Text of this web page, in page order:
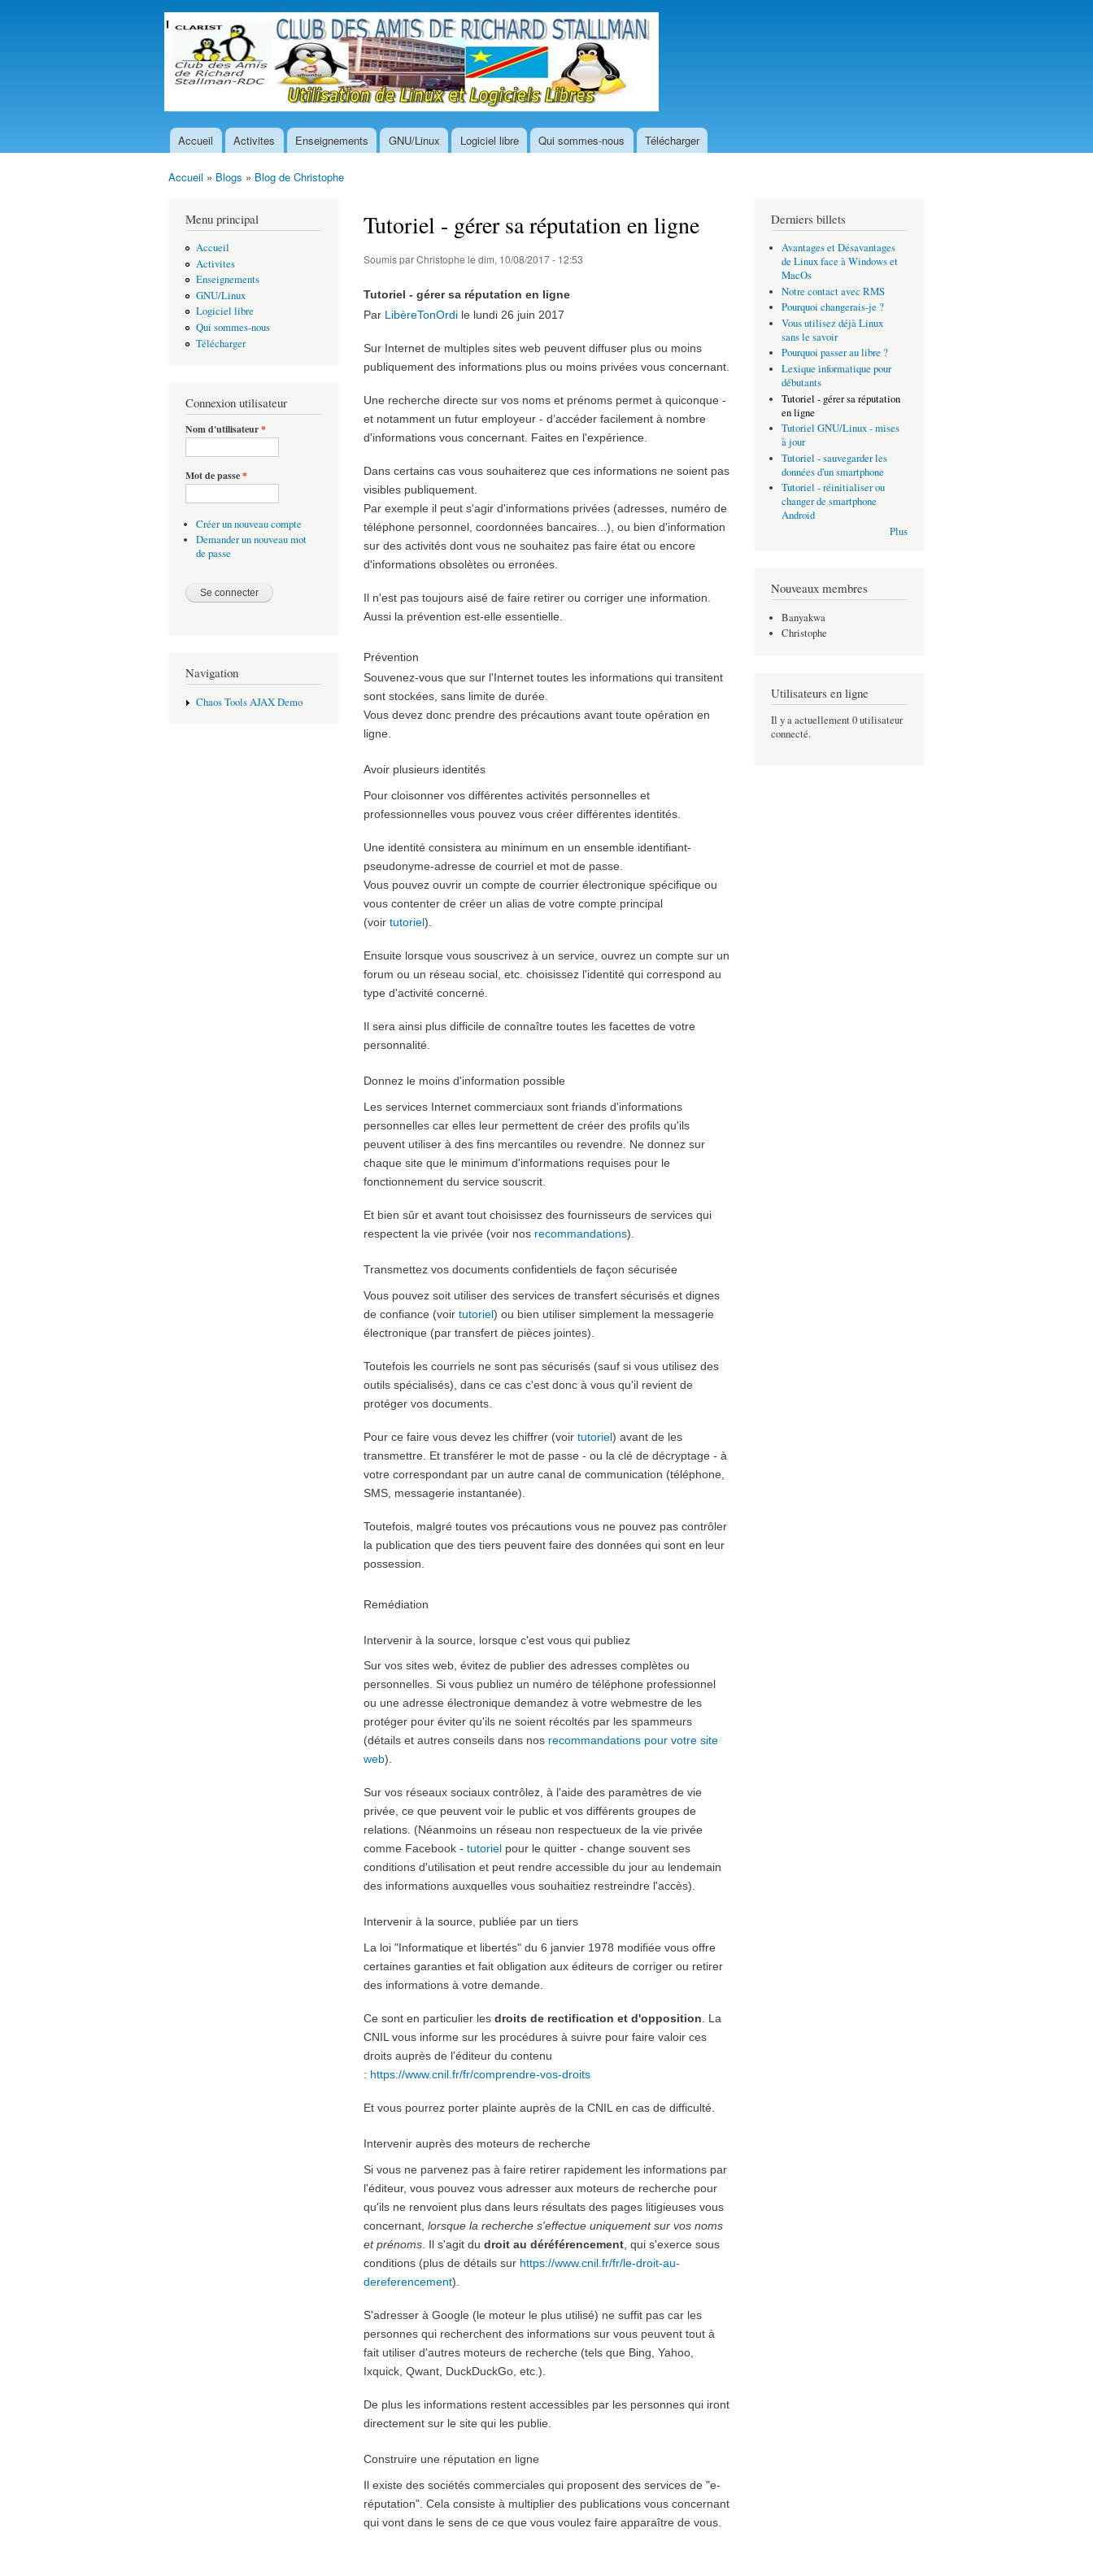
Aller au
contenu
principal
Menu principal
Accueil Activites Enseignements GNU/Linux Logiciel libre Qui sommes-nous Télécharger
Accueil » Blogs » Blog de Christophe
Menu principal
Accueil
Activites
Enseignements
GNU/Linux
Logiciel libre
Qui sommes-nous
Télécharger
Connexion utilisateur
Nom d'utilisateur*
Mot de passe*
Créer un nouveau compte
Demander un nouveau mot
de passe
Navigation
Chaos Tools AJAX Demo
Tutoriel - gérer sa réputation en ligne
Soumis parChristophe le dim, 10/08/2017 - 12:53
Tutoriel - gérer sa réputation en ligne
Par LibèreTonOrdi le lundi 26 juin 2017
Sur Internet de multiples sites web peuvent diffuser plus ou moins
publiquement des informations plus ou moins privées vous concernant.
Une recherche directe sur vos noms et prénoms permet à quiconque -
et notamment un futur employeur - d’accéder facilement à nombre
d'informations vous concernant. Faites en l'expérience.
Dans certains cas vous souhaiterez que ces informations ne soient pas
visibles publiquement.
Par exemple il peut s'agir d'informations privées (adresses, numéro de
téléphone personnel, coordonnées bancaires...), ou bien d'information
sur des activités dont vous ne souhaitez pas faire état ou encore
d'informations obsolètes ou erronées.
Il n'est pas toujours aisé de faire retirer ou corriger une information.
Aussi la prévention est-elle essentielle.
Prévention
Souvenez-vous que sur l'Internet toutes les informations qui transitent
sont stockées, sans limite de durée.
Vous devez donc prendre des précautions avant toute opération en
ligne.
Avoir plusieurs identités
Pour cloisonner vos différentes activités personnelles et
professionnelles vous pouvez vous créer différentes identités.
Une identité consistera au minimum en un ensemble identifiant-
pseudonyme-adresse de courriel et mot de passe.
Vous pouvez ouvrir un compte de courrier électronique spécifique ou
vous contenter de créer un alias de votre compte principal
(voir tutoriel).
Ensuite lorsque vous souscrivez à un service, ouvrez un compte sur un
forum ou un réseau social, etc. choisissez l'identité qui correspond au
type d'activité concerné.
Il sera ainsi plus difficile de connaître toutes les facettes de votre
personnalité.
Donnez le moins d'information possible
Les services Internet commerciaux sont friands d'informations
personnelles car elles leur permettent de créer des profils qu'ils
peuvent utiliser à des fins mercantiles ou revendre. Ne donnez sur
chaque site que le minimum d'informations requises pour le
fonctionnement du service souscrit.
Et bien sûr et avant tout choisissez des fournisseurs de services qui
respectent la vie privée (voir nos recommandations).
Transmettez vos documents confidentiels de façon sécurisée
Vous pouvez soit utiliser des services de transfert sécurisés et dignes
de confiance (voir tutoriel) ou bien utiliser simplement la messagerie
électronique (par transfert de pièces jointes).
Toutefois les courriels ne sont pas sécurisés (sauf si vous utilisez des
outils spécialisés), dans ce cas c'est donc à vous qu'il revient de
protéger vos documents.
Pour ce faire vous devez les chiffrer (voir tutoriel) avant de les
transmettre. Et transférer le mot de passe - ou la clé de décryptage - à
votre correspondant par un autre canal de communication (téléphone,
SMS, messagerie instantanée).
Toutefois, malgré toutes vos précautions vous ne pouvez pas contrôler
la publication que des tiers peuvent faire des données qui sont en leur
possession.
Remédiation
Intervenir à la source, lorsque c'est vous qui publiez
Sur vos sites web, évitez de publier des adresses complètes ou
personnelles. Si vous publiez un numéro de téléphone professionnel
ou une adresse électronique demandez à votre webmestre de les
protéger pour éviter qu'ils ne soient récoltés par les spammeurs
(détails et autres conseils dans nos recommandations pour votre site
web).
Sur vos réseaux sociaux contrôlez, à l'aide des paramètres de vie
privée, ce que peuvent voir le public et vos différents groupes de
relations. (Néanmoins un réseau non respectueux de la vie privée
comme Facebook - tutoriel pour le quitter - change souvent ses
conditions d'utilisation et peut rendre accessible du jour au lendemain
des informations auxquelles vous souhaitiez restreindre l'accès).
Intervenir à la source, publiée par un tiers
La loi "Informatique et libertés" du 6 janvier 1978 modifiée vous offre
certaines garanties et fait obligation aux éditeurs de corriger ou retirer
des informations à votre demande.
Ce sont en particulier les droits de rectification et d'opposition . La
CNIL vous informe sur les procédures à suivre pour faire valoir ces
droits auprès de l'éditeur du contenu
: https://www.cnil.fr/fr/comprendre-vos-droits
Et vous pourrez porter plainte auprès de la CNIL en cas de difficulté.
Intervenir auprès des moteurs de recherche
Si vous ne parvenez pas à faire retirer rapidement les informations par
l'éditeur, vous pouvez vous adresser aux moteurs de recherche pour
qu'ils ne renvoient plus dans leurs résultats des pages litigieuses vous
concernant, lorsque la recherche s'effectue uniquement sur vos noms
et prénoms . Il s'agit du droit au déréférencement , qui s'exerce sous
conditions (plus de détails sur https://www.cnil.fr/fr/le-droit-au-
dereferencement).
S'adresser à Google (le moteur le plus utilisé) ne suffit pas car les
personnes qui recherchent des informations sur vous peuvent tout à
fait utiliser d'autres moteurs de recherche (tels que Bing, Yahoo,
Ixquick, Qwant, DuckDuckGo, etc.).
De plus les informations restent accessibles par les personnes qui iront
directement sur le site qui les publie.
Construire une réputation en ligne
Il existe des sociétés commerciales qui proposent des services de "e-
réputation". Cela consiste à multiplier des publications vous concernant
qui vont dans le sens de ce que vous voulez faire apparaître de vous.
Derniers billets
Avantages et Désavantages
de Linux face à Windows et
MacOs
Notre contact avec RMS
Pourquoi changerais-je ?
Vous utilisez déjà Linux
sans le savoir
Pourquoi passer au libre ?
Lexique informatique pour
débutants
Tutoriel - gérer sa réputation
en ligne
Tutoriel GNU/Linux - mises
à jour
Tutoriel - sauvegarder les
données d'un smartphone
Tutoriel - réinitialiser ou
changer de smartphone
Android
Plus
Nouveaux membres
Banyakwa
Christophe
Utilisateurs en ligne
Il y a actuellement 0 utilisateur
connecté.